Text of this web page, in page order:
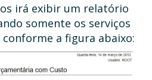
irá exibir um relatório
somente os serviços
a figura abaixo: